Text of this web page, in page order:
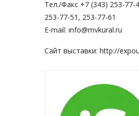
Тел./Факс +7 (343) 253-77-
253-77-51, 253-77-61
E-mail: info@mvkural.ru
Сайт выставки: http://